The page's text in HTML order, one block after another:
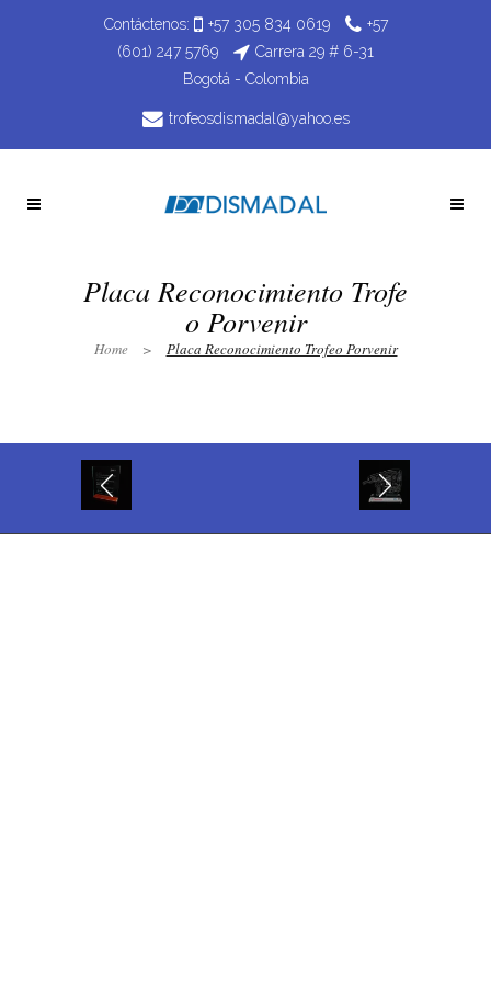
Contáctenos: +57 305 834 0619
+57
(601) 247 5769
Carrera 29 # 6-31
Bogotá - Colombia
trofeosdismadal@yahoo.es
Placa Reconocimiento Trofe
o Porvenir
Home > Placa Reconocimiento Trofeo Porvenir